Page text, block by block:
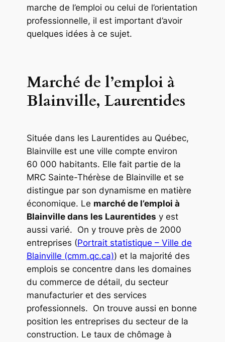
marche de l’emploi ou celui de l’orientation
professionnelle, il est important d’avoir
quelques idées à ce sujet.
Marché de l’emploi à
Blainville, Laurentides
Située dans les Laurentides au Québec,
Blainville est une ville compte environ
60 000 habitants. Elle fait partie de la
MRC Sainte-Thérèse de Blainville et se
distingue par son dynamisme en matière
économique. Le marché de l’emploi à
Blainville dans les Laurentides y est
aussi varié. On y trouve près de 2000
entreprises (Portrait statistique – Ville de
Blainville (cmm.qc.ca)) et la majorité des
emplois se concentre dans les domaines
du commerce de détail, du secteur
manufacturier et des services
professionnels. On trouve aussi en bonne
position les entreprises du secteur de la
construction. Le taux de chômage à